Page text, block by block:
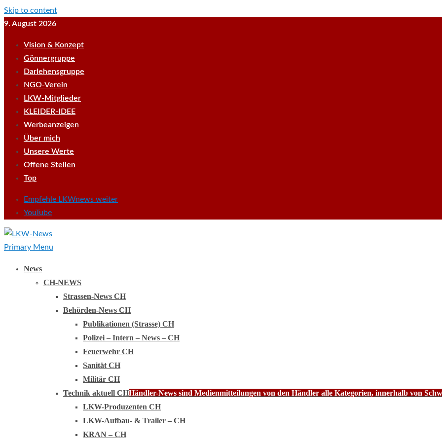
Skip to content
9. August 2026
Vision & Konzept
Gönnergruppe
Darlehensgruppe
NGO-Verein
LKW-Mitglieder
KLEIDER-IDEE
Werbeanzeigen
Über mich
Unsere Werte
Offene Stellen
Top
Empfehle LKWnews weiter
YouTube
Primary Menu
News
CH-NEWS
Strassen-News CH
Behörden-News CH
Publikationen (Strasse) CH
Polizei – Intern – News – CH
Feuerwehr CH
Sanität CH
Militär CH
Technik aktuell CHHändler-News sind Medienmitteilungen von den Händler alle Kategorien, innerhalb von
LKW-Produzenten CH
LKW-Aufbau- & Trailer – CH
KRAN – CH